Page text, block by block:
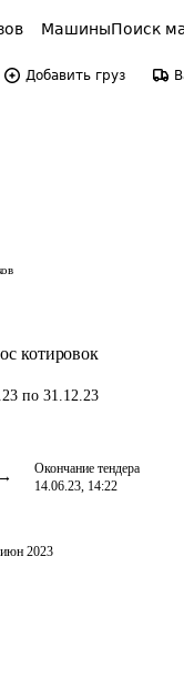
МашиныПоиск
Добавить груз
котировок
по 31.12.23
Окончание тендера
14.06.23, 14:22
2023